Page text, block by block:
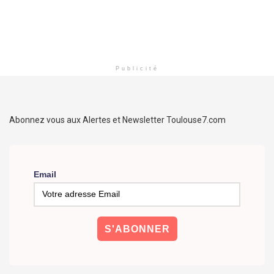
Publicité
Abonnez vous aux Alertes et Newsletter Toulouse7.com
Email